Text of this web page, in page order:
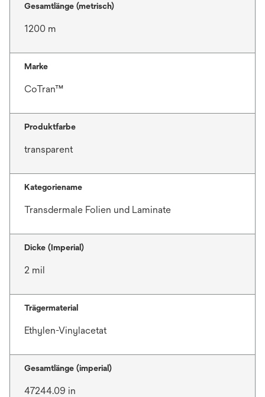
Gesamtlänge (metrisch)
1200 m
Marke
CoTran™
Produktfarbe
transparent
Kategoriename
Transdermale Folien und Laminate
Dicke (Imperial)
2 mil
Trägermaterial
Ethylen-Vinylacetat
Gesamtlänge (imperial)
47244.09 in